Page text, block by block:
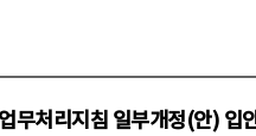
무처리지침 일부개정(안) 입